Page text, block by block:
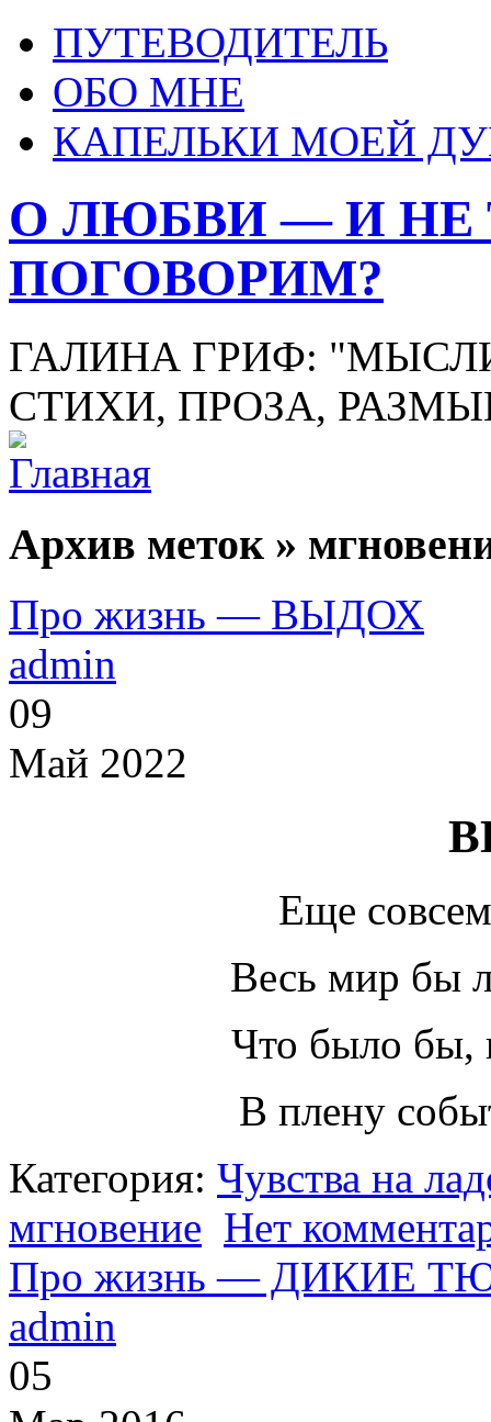
ПУТЕВОДИТЕЛЬ
ОБО МНЕ
КАПЕЛЬКИ МОЕЙ
О ЛЮБВИ — И НЕ
ПОГОВОРИМ?
ГАЛИНА ГРИФ:
СТИХИ, ПРОЗА,
Архив меток »
Про жизнь — ВЫДОХ
admin
09
Май 2022
Еще
Весь мир бы
Что было бы,
В плену
Категория: Чувства на
мгновение Нет
Про жизнь — ДИКИЕ
admin
05